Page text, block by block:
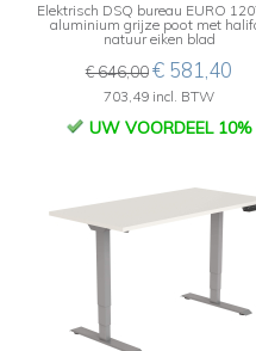
Elektrisch DSQ bureau EURO
aluminium grijze poot met
natuur eiken blad
€ 646,00€ 581,40
703,49 incl. BTW
UW VOORDEEL 10%